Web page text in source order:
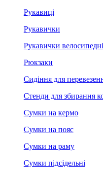
Рукавиці
Рукавички
Рукавички велосипедні
Рюкзаки
Сидіння для
Стенди для збирання
Сумки на кермо
Сумки на пояс
Сумки на раму
Сумки підсідельні